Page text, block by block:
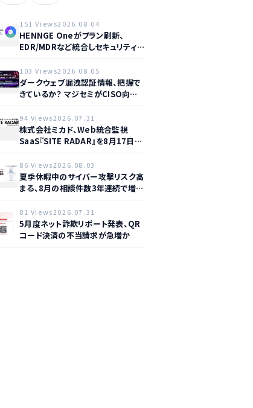
151 Views2026.08.04
HENNGE Oneがプラン刷新、
EDR/MDRなど統合しセキュリティ
強化へ
103 Views2026.08.05
ダークウェブ漏洩認証情報、把握で
きているか？ マジセミがCISO向け
ウェビナー開催へ
94 Views2026.07.31
株式会社ミカド、Web統合監視
SaaS『SITE RADAR』を8月17日よ
り提供開始 – 月額1,500円から4領
域を自動監視、動的サイト…
86 Views2026.08.03
夏季休暇中のサイバー攻撃リスク高
まる、8月の相談件数3年連続で増加
か
81 Views2026.07.31
5月度ネット詐欺リポート発表、QR
コード決済の不当請求が急増か